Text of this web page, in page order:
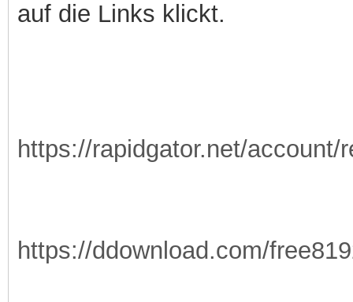
auf die Links klickt.
https://rapidgator.net/account/
https://ddownload.com/